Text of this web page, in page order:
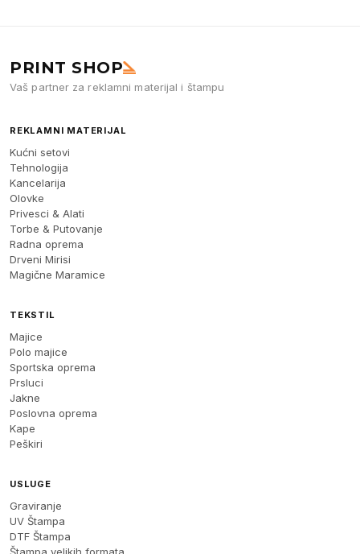
PRINT SHOP
Vaš partner za reklamni materijal i štampu
REKLAMNI MATERIJAL
Kućni setovi
Tehnologija
Kancelarija
Olovke
Privesci & Alati
Torbe & Putovanje
Radna oprema
Drveni Mirisi
Magične Maramice
TEKSTIL
Majice
Polo majice
Sportska oprema
Prsluci
Jakne
Poslovna oprema
Kape
Peškiri
USLUGE
Graviranje
UV Štampa
DTF Štampa